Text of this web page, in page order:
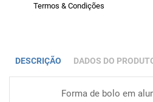
Termos & Condições
DESCRIÇÃO DADOS DO
Forma de bolo em